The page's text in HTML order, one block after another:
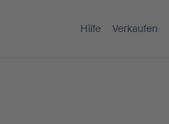
Hilfe Verkaufen